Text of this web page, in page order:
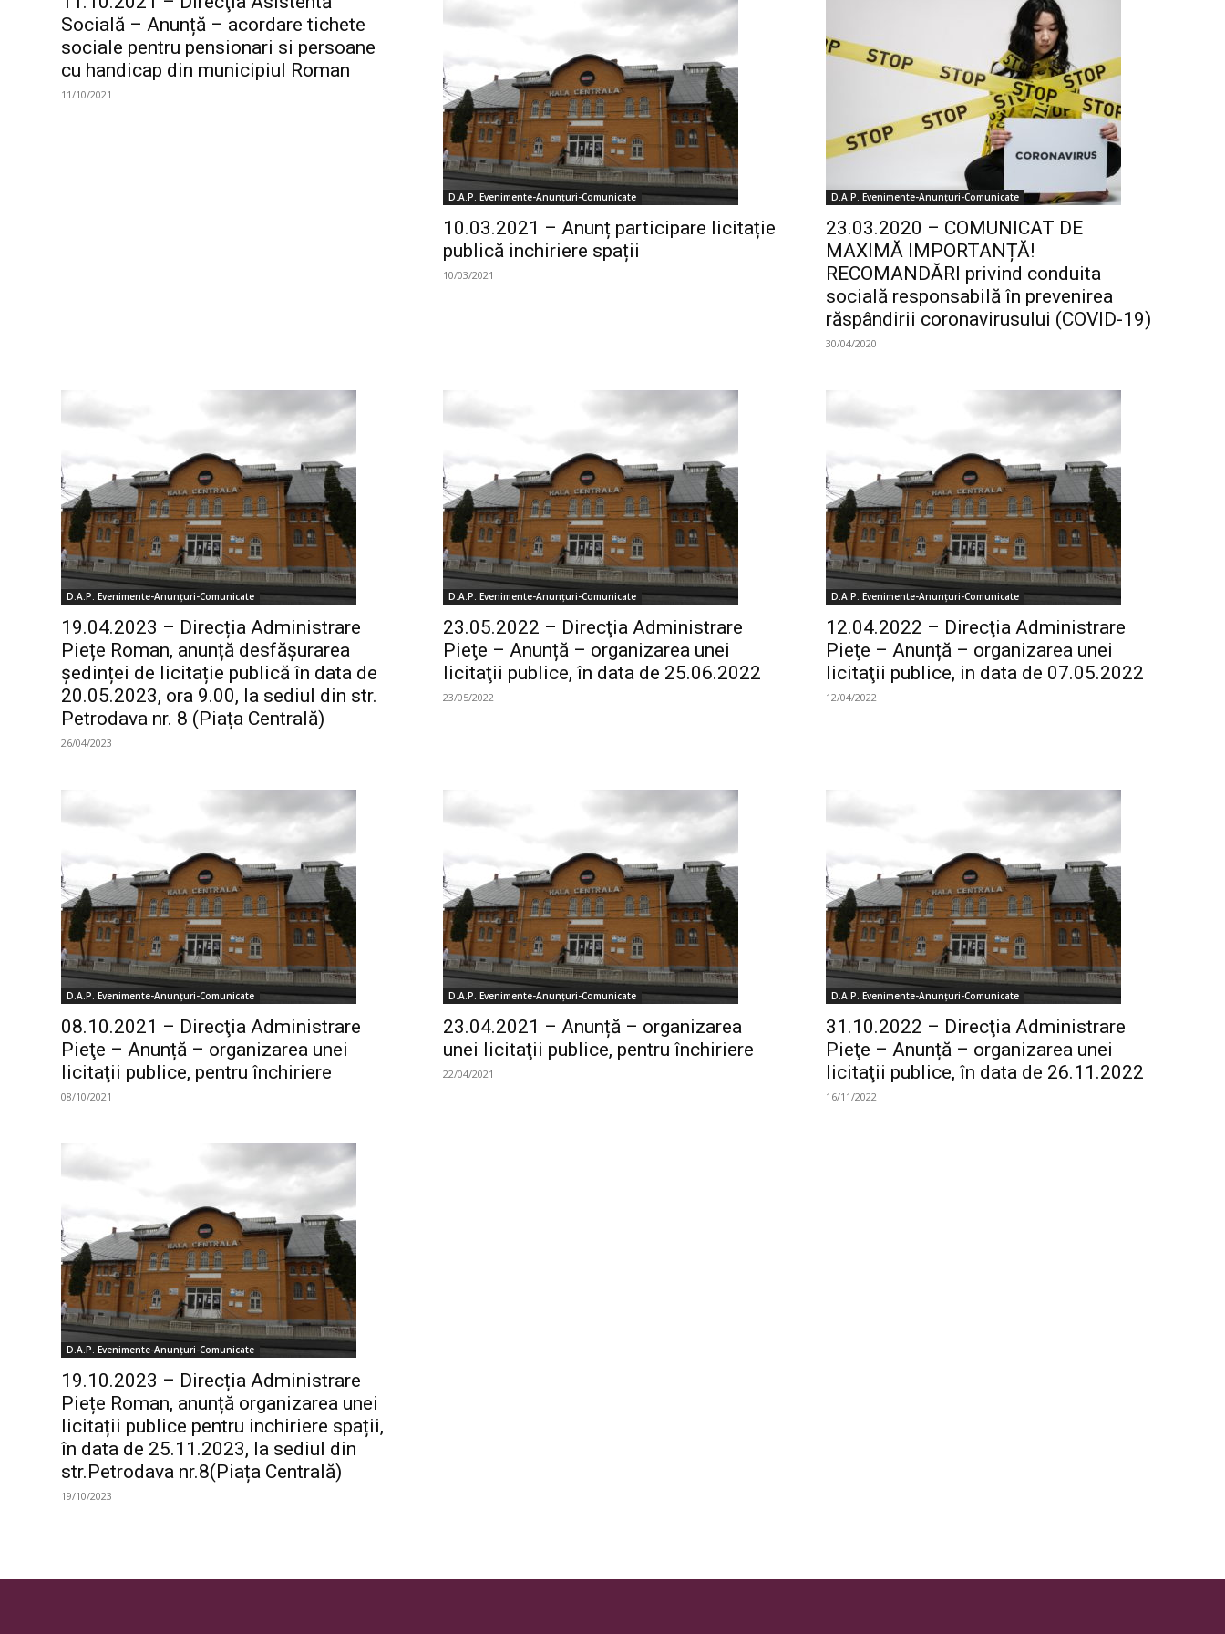
Socială – Anunță – acordare tichete
sociale pentru pensionari si persoane
cu handicap din municipiul Roman
11/10/2021
D.A.P. Evenimente-Anunțuri-Comunicate
10.03.2021 – Anunț participare licitație
publică inchiriere spații
10/03/2021
D.A.P. Evenimente-Anunțuri-Comunicate
23.03.2020 – COMUNICAT DE
MAXIMĂ IMPORTANȚĂ!
RECOMANDĂRI privind conduita
socială responsabilă în prevenirea
răspândirii coronavirusului (COVID-19)
30/04/2020
D.A.P. Evenimente-Anunțuri-Comunicate
19.04.2023 – Direcția Administrare
Piețe Roman, anunță desfășurarea
ședinței de licitație publică în data de
20.05.2023, ora 9.00, la sediul din str.
Petrodava nr. 8 (Piața Centrală)
26/04/2023
D.A.P. Evenimente-Anunțuri-Comunicate
23.05.2022 – Direcţia Administrare
Pieţe – Anunță – organizarea unei
licitaţii publice, în data de 25.06.2022
23/05/2022
D.A.P. Evenimente-Anunțuri-Comunicate
12.04.2022 – Direcţia Administrare
Pieţe – Anunță – organizarea unei
licitaţii publice, in data de 07.05.2022
12/04/2022
D.A.P. Evenimente-Anunțuri-Comunicate
08.10.2021 – Direcţia Administrare
Pieţe – Anunță – organizarea unei
licitaţii publice, pentru închiriere
08/10/2021
D.A.P. Evenimente-Anunțuri-Comunicate
23.04.2021 – Anunță – organizarea
unei licitaţii publice, pentru închiriere
22/04/2021
D.A.P. Evenimente-Anunțuri-Comunicate
31.10.2022 – Direcţia Administrare
Pieţe – Anunță – organizarea unei
licitaţii publice, în data de 26.11.2022
16/11/2022
D.A.P. Evenimente-Anunțuri-Comunicate
19.10.2023 – Direcția Administrare
Piețe Roman, anunță organizarea unei
licitații publice pentru inchiriere spații,
în data de 25.11.2023, la sediul din
str.Petrodava nr.8(Piața Centrală)
19/10/2023